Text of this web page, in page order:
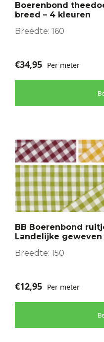
Boerenbond
breed – 4 kleuren
Breedte: 160
€34,95 Per meter
kan
gekozen
worden
productpagina
BB Boerenbond
Landelijke geweven
Breedte: 150
€12,95 Per meter
Dit
product
heeft
meerdere
variaties.
Deze
kan
gekozen
worden
productpagina